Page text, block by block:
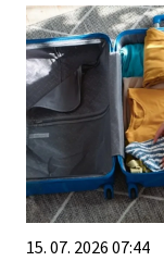
15. 07. 2026 07:44